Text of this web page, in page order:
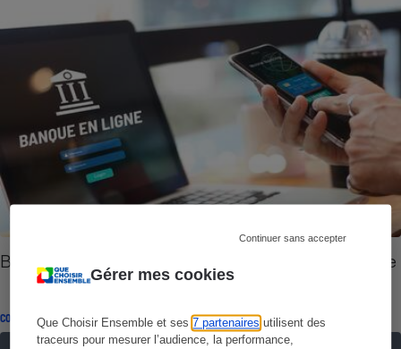
Gérer mes cookies
Que Choisir Ensemble et ses7 partenaires utilisent des
traceurs pour mesurer l’audience, la performance,
Continuer sans accepter
Banque en ligne - Bien choisir sa banque en ligne
CONSEILS